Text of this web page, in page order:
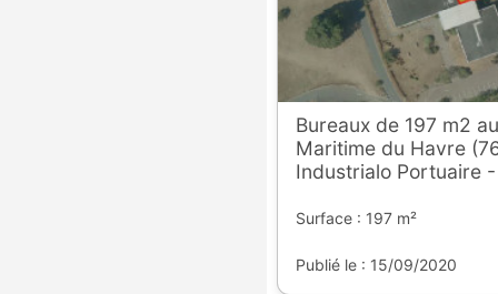
Bureaux de 197 m2
Maritime du Havre
Industrialo Portuaire
Surface : 197 m²
Publié le : 15/09/2020